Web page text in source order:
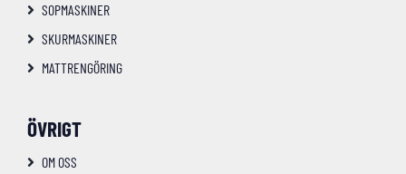
SOPMASKINER
SKURMASKINER
MATTRENGÖRING
ÖVRIGT
OM OSS